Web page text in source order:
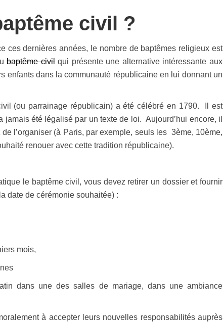
civil ?
ces dernières années, le nombre de baptêmes religieux est
baptême civilqui présente une alternative intéressante aux
enfants dans la communauté républicaine en lui donnant un
(ou parrainage républicain) a été célébré en 1790. Il est
été légalisé par un texte de loi. Aujourd’hui encore, il
l’organiser (à Paris, par exemple, seuls les 3ème, 10ème,
renouer avec cette tradition républicaine).
le baptême civil, vous devez retirer un dossier et fournir
date de cérémonie souhaitée) :
mois,
dans une des salles de mariage, dans une ambiance
à accepter leurs nouvelles responsabilités auprès